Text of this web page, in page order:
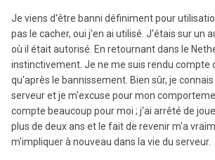
Je viens d'être banni définiment pour
pas le cacher, oui j'en ai utilisé. J'étais sur un
où il était autorisé. En retournant dans le
instinctivement. Je ne me suis rendu compte
qu'après le bannissement. Bien sûr, je
serveur et je m'excuse pour mon
compte beaucoup pour moi ; j'ai arrêté de
plus de deux ans et le fait de revenir m'a
m'impliquer à nouveau dans la vie du serveur.